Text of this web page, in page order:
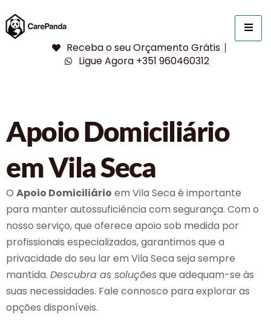
Receba o seu Orçamento Grátis
Ligue Agora +351 960460312
Apoio Domiciliário
em Vila Seca
O Apoio Domiciliário em Vila Seca é importante
para manter autossuficiência com segurança. Com o
nosso serviço, que oferece apoio sob medida por
profissionais especializados, garantimos que a
privacidade do seu lar em Vila Seca seja sempre
mantida. Descubra as soluçõesque adequam-se às
suas necessidades. Fale connosco para explorar as
opções disponíveis.